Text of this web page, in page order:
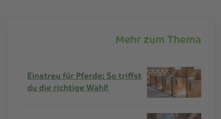
Mehr zum Thema
Einstreu für Pferde: So triffst
du die richtige Wahl!